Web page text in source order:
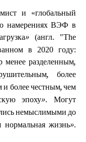
и «глобальный
о намерениях ВЭФ в
(англ. "The
в 2020 году:
менее разделенным,
более
более честным, чем
эпоху». Могут
немыслимыми до
нормальная жизнь».